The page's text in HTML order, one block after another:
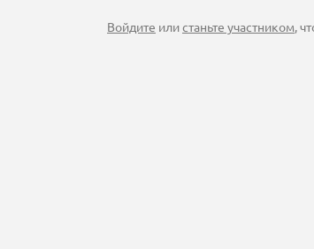
Войдите илистаньте участником,